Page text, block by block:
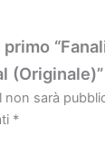
(Originale)”
non sarà
*